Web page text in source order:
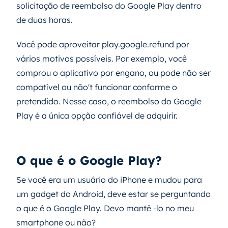
solicitação de reembolso do Google Play dentro
de duas horas.
Você pode aproveitar play.google.refund por
vários motivos possíveis. Por exemplo, você
comprou o aplicativo por engano, ou pode não ser
compatível ou não't funcionar conforme o
pretendido. Nesse caso, o reembolso do Google
Play é a única opção confiável de adquirir.
O que é o Google Play?
Se você era um usuário do iPhone e mudou para
um gadget do Android, deve estar se perguntando
o que é o Google Play. Devo mantê -lo no meu
smartphone ou não?